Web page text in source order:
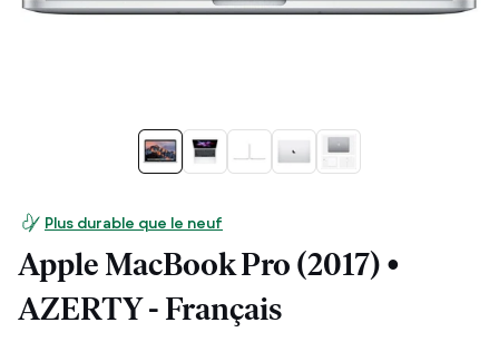
Plus durable que le neuf
Apple MacBook Pro (2017) •
AZERTY - Français